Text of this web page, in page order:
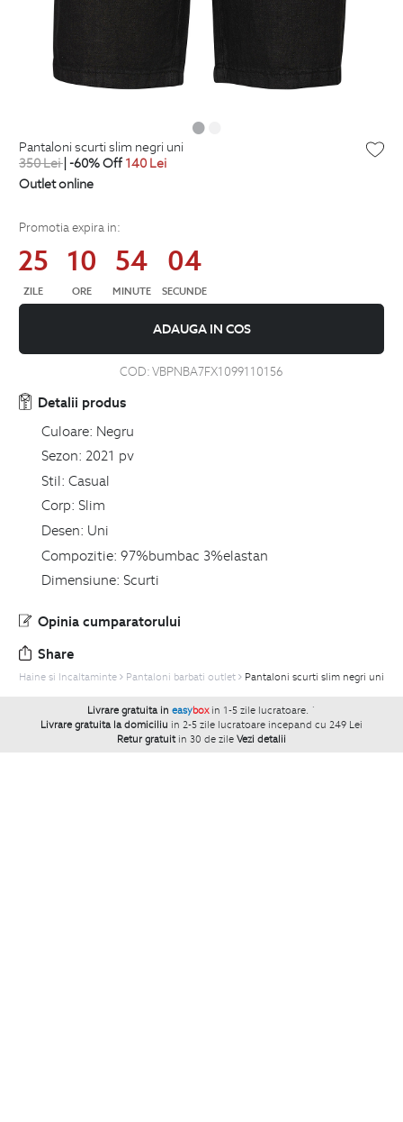
pantaloni scurti slim negri uni
350Lei| -60% Off 140 Lei
Outlet online
Promotia expira in:
25
ZILE
10
ORE
54
MINUTE
03
SECUNDE
ADAUGA IN COS
COD:VBPNBA7FX1099110156
Detalii produs
Culoare: Negru
Sezon: 2021 pv
Stil: Casual
Corp: Slim
Desen: Uni
Compozitie: 97%bumbac 3%elastan
Dimensiune: Scurti
Opinia cumparatorului
Share
Haine si Incaltaminte Pantaloni barbati outlet Pantaloni scurti slim negri uni
Livrare gratuita in easybox in 1-5 zile lucratoare. `
Livrare gratuita la domiciliu in 2-5 zile lucratoare incepand cu 249 Lei
Retur gratuit in 30 de zile Vezi detalii